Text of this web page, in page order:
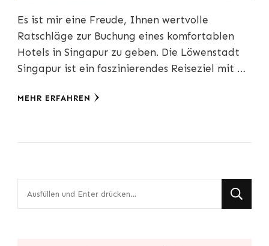
Es ist mir eine Freude, Ihnen wertvolle
Ratschläge zur Buchung eines komfortablen
Hotels in Singapur zu geben. Die Löwenstadt
Singapur ist ein faszinierendes Reiseziel mit …
MEHR ERFAHREN